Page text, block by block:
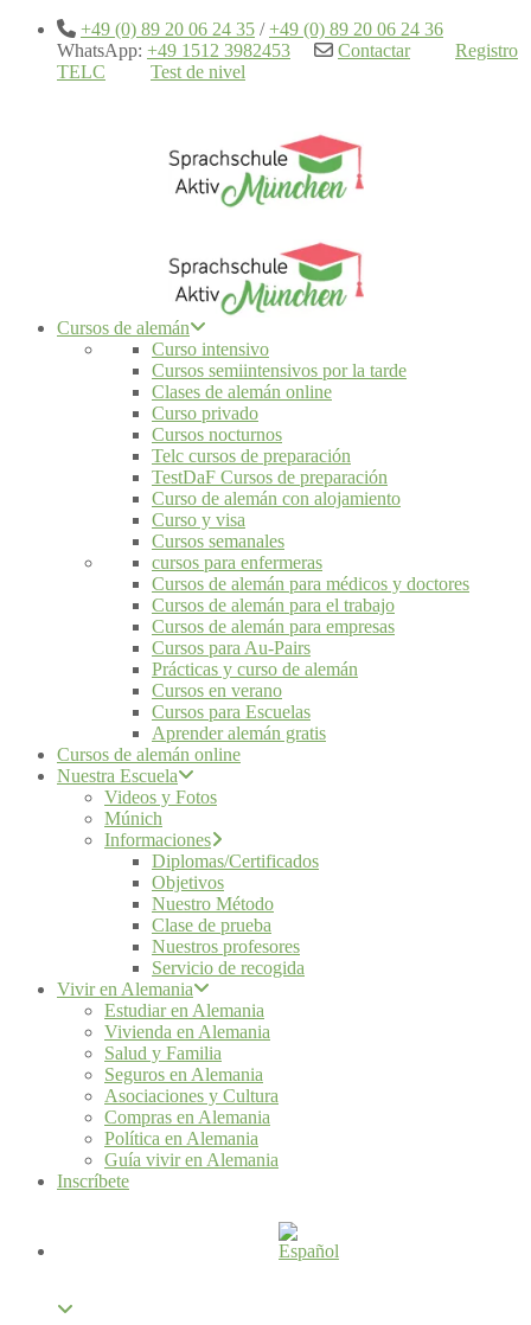
+49 (0) 89 20 06 24 35 /+49 (0) 89 20 06 24 36
WhatsApp: +49 1512 3982453 Contactar
Registro
TELC
Test de nivel
Cursos de alemán
Curso intensivo
Cursos semiintensivos por la tarde
Clases de alemán online
Curso privado
Cursos nocturnos
Telc cursos de preparación
TestDaF Cursos de preparación
Curso de alemán con alojamiento
Curso y visa
Cursos semanales
cursos para enfermeras
Cursos de alemán para médicos y doctores
Cursos de alemán para el trabajo
Cursos de alemán para empresas
Cursos para Au-Pairs
Prácticas y curso de alemán
Cursos en verano
Cursos para Escuelas
Aprender alemán gratis
Cursos de alemán online
Nuestra Escuela
Videos y Fotos
Múnich
Informaciones
Diplomas/Certificados
Objetivos
Nuestro Método
Clase de prueba
Nuestros profesores
Servicio de recogida
Vivir en Alemania
Estudiar en Alemania
Vivienda en Alemania
Salud y Familia
Seguros en Alemania
Asociaciones y Cultura
Compras en Alemania
Política en Alemania
Guía vivir en Alemania
Inscríbete